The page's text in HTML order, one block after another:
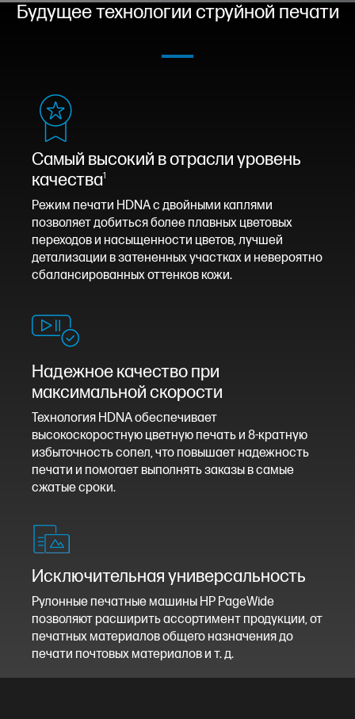
Будущее технологии струйной печати
Самый высокий в отрасли уровень
качества1
Режим печати HDNA с двойными каплями
позволяет добиться более плавных цветовых
переходов и насыщенности цветов, лучшей
детализации в затененных участках и невероятно
сбалансированных оттенков кожи.
Надежное качество при
максимальной скорости
Технология HDNA обеспечивает
высокоскоростную цветную печать и 8-кратную
избыточность сопел, что повышает надежность
печати и помогает выполнять заказы в самые
сжатые сроки.
Исключительная универсальность
Рулонные печатные машины HP PageWide
позволяют расширить ассортимент продукции, от
печатных материалов общего назначения до
печати почтовых материалов и т. д.